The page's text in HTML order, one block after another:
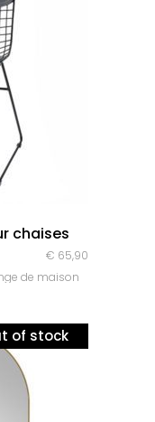
chaises
€ 65,90
de maison
of stock